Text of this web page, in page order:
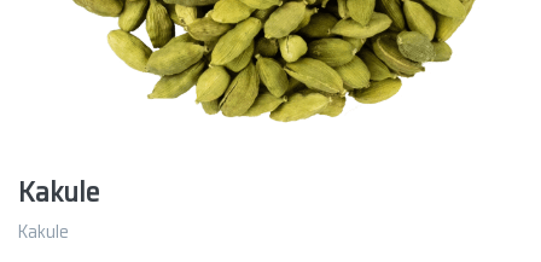
Kakule
Kakule